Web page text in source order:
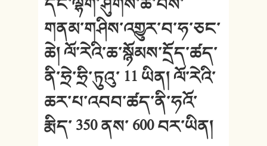
གནམ་གཤིས་འགྱུར་བ་ཧ་ཅང་
ཆེ། ལོ་རེའི་ཆ་སྙོམས་དྲོད་ཚད་
ནི་ཧྲེ་ཧྲི་ཏུའུ་ 11 ཡིན། ལོ་རེའི་
ཆར་པ་འབབ་ཚད་ནི་ཧའོ་
རྨིད་ 350 ནས་ 600 བར་ཡིན།